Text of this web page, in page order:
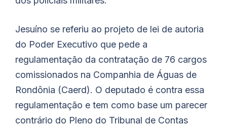
Jesuíno se referiu ao projeto de lei de autoria
do Poder Executivo que pede a
regulamentação da contratação de 76 cargos
comissionados na Companhia de Águas de
Rondônia (Caerd). O deputado é contra essa
regulamentação e tem como base um parecer
contrário do Pleno do Tribunal de Contas